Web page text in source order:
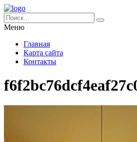
Меню
Главная
Карта сайта
Контакты